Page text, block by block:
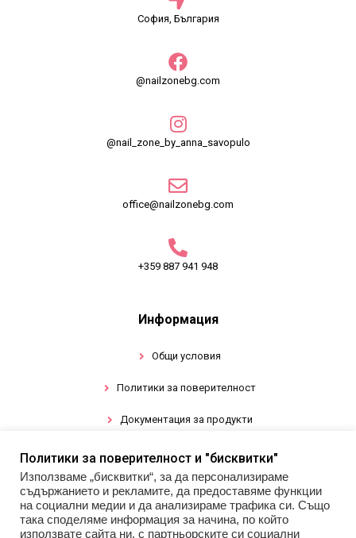
София, България
@nailzonebg.com
@nail_zone_by_anna_savopulo
office@nailzonebg.com
+359 887 941 948
Информация
Общи условия
Политики за поверителност
Документация за продукти
Промоции
Гел лак
Инструменти
Политики за поверителност и "бисквитки"
Използваме „бисквитки“, за да персонализираме
съдържанието и рекламите, да предоставяме функции
на социални медии и да анализираме трафика си. Също
така споделяме информация за начина, по който
използвате сайта ни, с партньорските си социални